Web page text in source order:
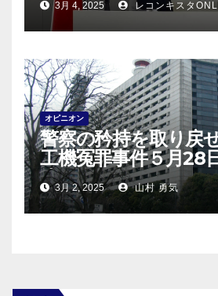
3月 4, 2025 レコンキスタ
オピニオン
警察の矜持を取り戻
工機冤罪事件５月28
決！
3月 2, 2025 山村 勇気